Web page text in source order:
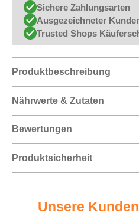
Sichere Zahlungsarten
Ausgezeichneter
Trusted Shops
Produktbeschreibung
Nährwerte & Zutaten
Bewertungen
Produktsicherheit
Unsere